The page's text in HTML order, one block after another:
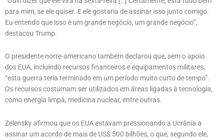
para mim, se ele quiser. E ele gostaria de assinar isso junto comigo.
Eu entendo que isso é um grande negócio, um grande negócio”,
destacou Trump.
O presidente norte-americano também declarou que, sem o apoio
dos EUA, incluindo recursos financeiros e equipamentos militares,
“esta guerra teria terminado em um período muito curto de tempo”.
Os recursos costumam ser utilizados em áreas ligadas à tecnologia,
como energia limpa, medicina nuclear, entre outras.
Zelensky afirmou que os EUA estavam pressionando a Ucrânia a
assinar um acordo de mais de US$ 500 bilhões, o que, segundo ele,